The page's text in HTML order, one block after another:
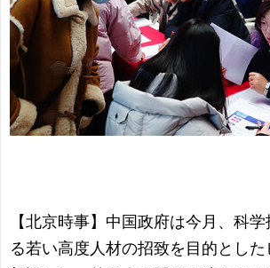
【北京時事】中国政府は今月、科
る若い高度人材の招致を目的とし